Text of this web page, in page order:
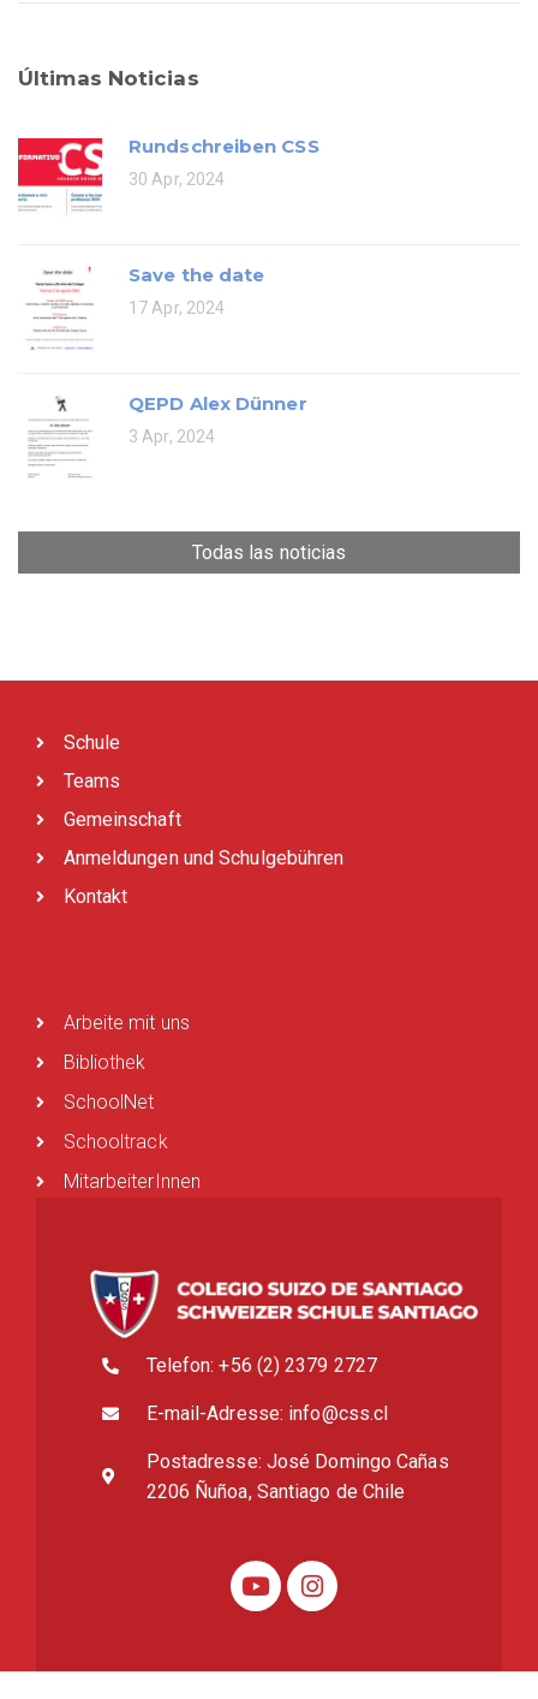
Últimas Noticias
Rundschreiben CSS
30 Apr, 2024
Save the date
17 Apr, 2024
QEPD Alex Dünner
3 Apr, 2024
Todas las noticias
Schule
Teams
Gemeinschaft
Anmeldungen und Schulgebühren
Kontakt
Arbeite mit uns
Bibliothek
SchoolNet
Schooltrack
MitarbeiterInnen
Telefon: +56 (2) 2379 2727
E-mail-Adresse: info@css.cl
Postadresse: José Domingo Cañas
2206 Ñuñoa, Santiago de Chile